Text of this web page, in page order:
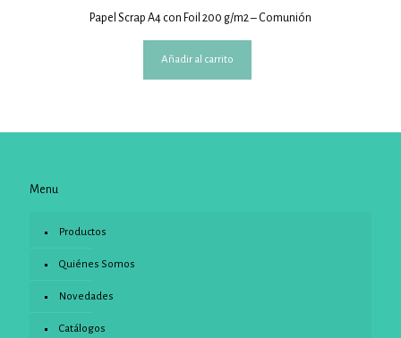
Papel Scrap A4 con Foil 200 g/m2 – Comunión
Añadir al carrito
Menu
Productos
Quiénes Somos
Novedades
Catálogos